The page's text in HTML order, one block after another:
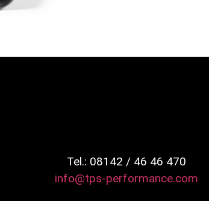
Tel.: 08142 / 46 46 470
info@tps-performance.com